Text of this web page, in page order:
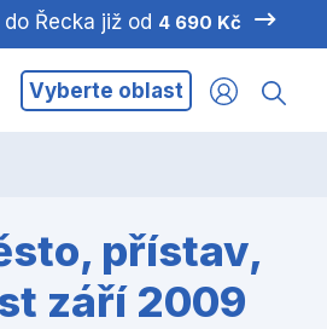
Řecka již od 4 690 Kč
Vyberte oblast
přístav,
září 2009